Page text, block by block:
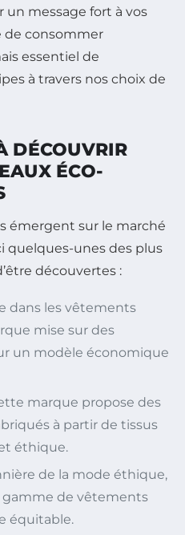
un message fort à vos
de consommer
essentiel de
à travers nos choix de
DÉCOUVRIR
ÉCO-
émergent sur le marché
quelques-unes des plus
découvertes :
dans les vêtements
mise sur des
un modèle économique
marque propose des
à partir de tissus
éthique.
de la mode éthique,
gamme de vêtements
équitable.